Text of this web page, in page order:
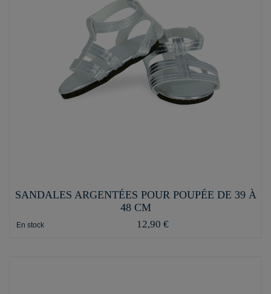
SANDALES ARGENTÉES POUR POUPÉE DE 39 À
48 CM
En stock 12,90 €